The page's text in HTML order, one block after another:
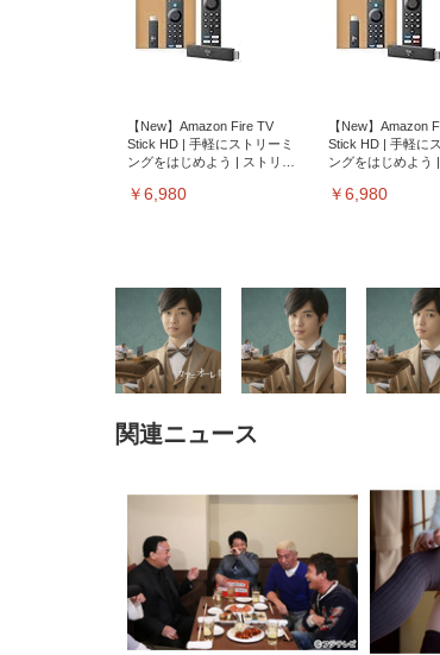
【New】Amazon Fire TV
Stick HD | 手軽にストリーミ
ングをはじめよう | ストリー
￥6,980
【New】Amazon
Stick HD | 手軽に
ングをはじめよう |
￥6,980
子 テレワーク 疲れない 跳ね
ト 約105度ロッキング pc 事務
椅子 360度回転 座面昇降 強化
ナイロン樹脂ベース 通気性メ
ッシュ 在宅ワーク H-
WY01(黒網+黒枠+黒足)
￥5,699
／デスクチェア メ
ア 人間工学 疲れ
￥27,999
EV3240X-WT | 31.5型4K
EV2740X-WT | 27.0
UHD・USB Type-C
￥109,572
ーツ 薄型 レギュラー 1回使い
￥3,373
ーツ 厚型 ワイド
枚) ホワイト(吸収
￥3,234
関連ニュース